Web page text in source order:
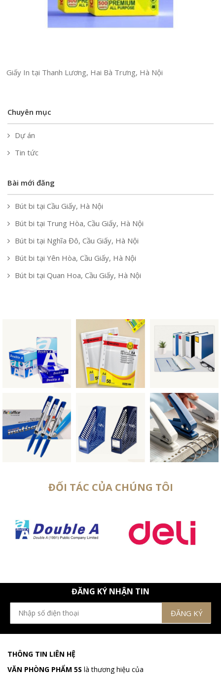
Giấy In tại Thanh Lương, Hai Bà Trưng, Hà Nội
Chuyên mục
Dự án
Tin tức
Bài mới đăng
Bút bi tại Cầu Giấy, Hà Nội
Bút bi tại Trung Hòa, Cầu Giấy, Hà Nội
Bút bi tại Nghĩa Đô, Cầu Giấy, Hà Nội
Bút bi tại Yên Hòa, Cầu Giấy, Hà Nội
Bút bi tại Quan Hoa, Cầu Giấy, Hà Nội
ĐỐI TÁC CỦA CHÚNG TÔI
ĐĂNG KÝ NHẬN TIN
THÔNG TIN LIÊN HỆ
VĂN PHÒNG PHẨM 5S là thương hiệu của